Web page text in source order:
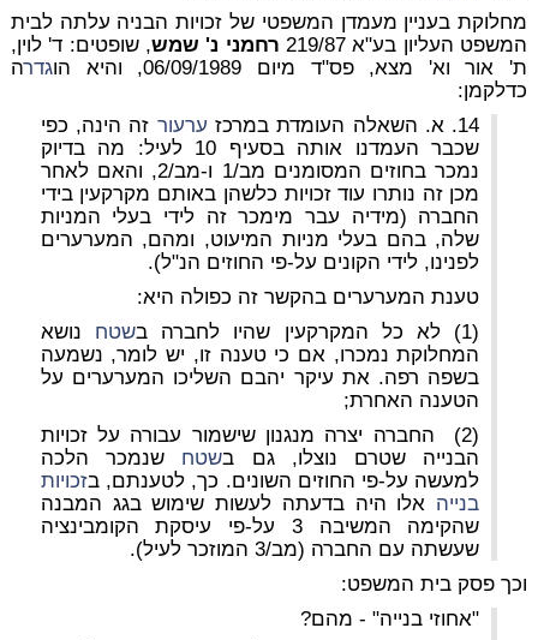
מחלוקת בעניין מעמדן המשפטי של זכויות הבניה עלתה לבית
המשפט העליון בע"א 219/87 רחמני נ' שמש, שופטים: ד' לוין,
ת' אור וא' מצא, פס"ד מיום 06/09/1989, והיא הו
גדרה
כדלקמן:
14. א. השאלה העומדת במרכז
ערעור זה הינה, כפי
שכבר העמדנו אותה בסעיף 10 לעיל: מה בדיוק
נמכר בחוזים המסומנים מב/1 ו-מב/2, והאם לאחר
מכן זה נותרו עוד זכויות כלשהן באותם מקרקעין בידי
החברה (מידיה עבר מימכר זה לידי בעלי המניות
שלה, בהם בעלי מניות המיעוט, ומהם, המערערים
לפנינו, לידי הקונים על-פי החוזים הנ"ל).
טענת המערערים בהקשר זה כפולה היא:
(1) לא כל המקרקעין שהיו לחברה ב
שטח נושא
המחלוקת נמכרו, אם כי טענה זו, יש לומר, נשמעה
בשפה רפה. את עיקר יהבם השליכו המערערים על
הטענה האחרת;
(2) החברה יצרה מנגנון שישמור עבורה על זכויות
הבנייה שטרם נוצלו, גם בשטח שנמכר הלכה
למעשה על-פי החוזים השונים. כך, לטענתם, בזכויות
בנייה אלו היה בדעתה לעשות שימוש בגג המבנה
שהקימה המשיבה 3 על-פי עיסקת הקומבינציה
שעשתה עם החברה (מב/3 המוזכר לעיל).
וכך פסק בית המשפט:
"אחוזי בנייה" - מהם?